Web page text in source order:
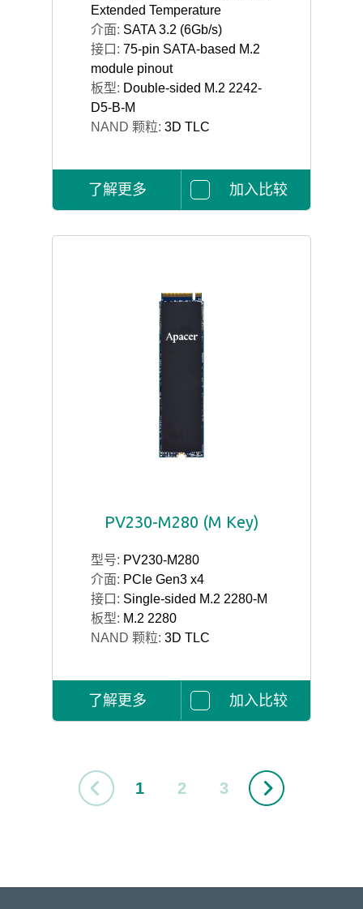
Extended Temperature
介面: SATA 3.2 (6Gb/s)
接口: 75-pin SATA-based M.2
module pinout
板型: Double-sided M.2 2242-
D5-B-M
NAND 颗粒: 3D TLC
了解更多 加入比较
PV230-M280 (M Key)
型号: PV230-M280
介面: PCIe Gen3 x4
接口: Single-sided M.2 2280-M
板型: M.2 2280
NAND 颗粒: 3D TLC
了解更多 加入比较
1 2 3